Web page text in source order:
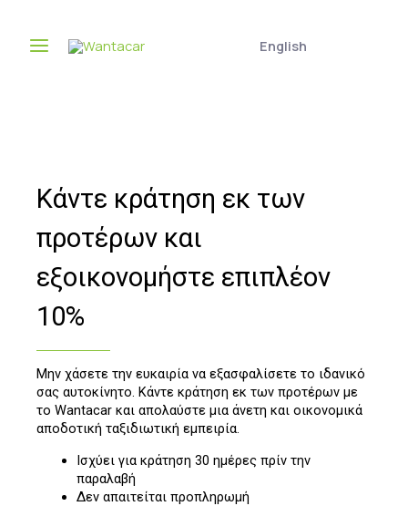
English
Κάντε κράτηση εκ των
προτέρων και
εξοικονομήστε επιπλέον
10%
Μην χάσετε την ευκαιρία να εξασφαλίσετε το ιδανικό
σας αυτοκίνητο. Κάντε κράτηση εκ των προτέρων με
το Wantacar και απολαύστε μια άνετη και οικονομικά
αποδοτική ταξιδιωτική εμπειρία.
Ισχύει για κράτηση 30 ημέρες πρίν την
παραλαβή
Δεν απαιτείται προπληρωμή